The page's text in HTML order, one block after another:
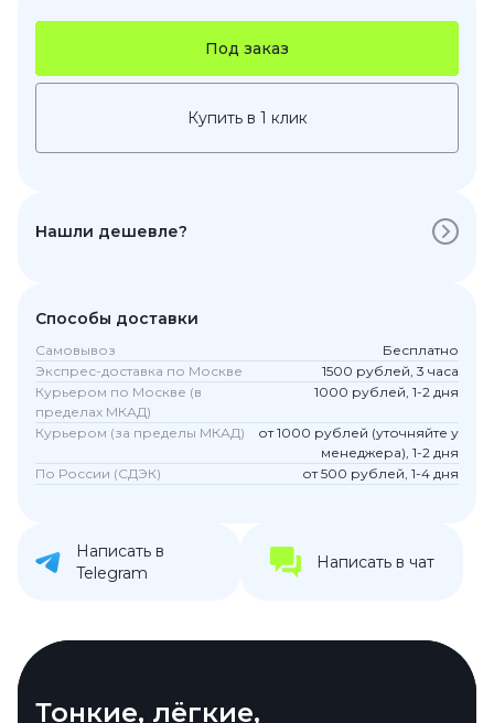
Под заказ
Купить в 1 клик
Нашли дешевле?
Способы доставки
Самовывоз
Бесплатно
Экспрес-доставка по Москве
1500 рублей, 3 часа
Курьером по Москве (в
пределах МКАД)
1000 рублей, 1-2 дня
Курьером (за пределы МКАД)
от 1000 рублей (уточняйте у
менеджера), 1-2 дня
По России (СДЭК)
от 500 рублей, 1-4 дня
Написать в
Telegram
Написать в чат
Яркий дисплей, который
Тонкие, лёгкие,
Экологичность в каждом
Цвета, которые подчеркнут
Зарядка, которая не